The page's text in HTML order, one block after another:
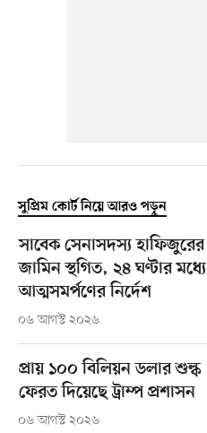
সুপ্রিম কোর্ট নিয়ে আরও পড়ুন
সাবেক সেনাসদস্য হাফিজুরের
জামিন স্থগিত, ২৪ ঘণ্টার মধ্যে
আত্মসমর্পণের নির্দেশ
০৬ আগস্ট ২০২৬
প্রায় ১০০ বিলিয়ন ডলার শুল্ক
ফেরত দিয়েছে ট্রাম্প প্রশাসন
০৬ আগস্ট ২০২৬